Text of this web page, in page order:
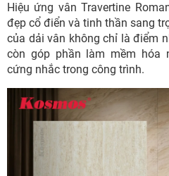
Hiệu ứng vân Travertine
đẹp cổ điển và tinh thần sang
của dải vân không chỉ là điểm
còn góp phần làm mềm hóa
cứng nhắc trong công trình.